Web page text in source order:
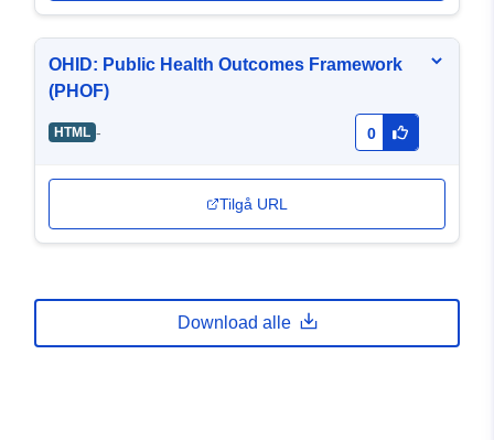
OHID: Public Health Outcomes Framework
(PHOF)
HTML - 0
Tilgå URL
Download alle